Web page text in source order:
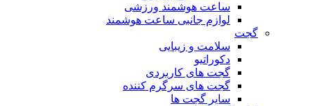
ساعت هوشمند ورزشی
لوازم جانبی ساعت هوشمند
گجت
سلامت و زیبایی
دکوراتیو
گجت های کاربردی
گجت های سرگرم کننده
سایر گجت ها